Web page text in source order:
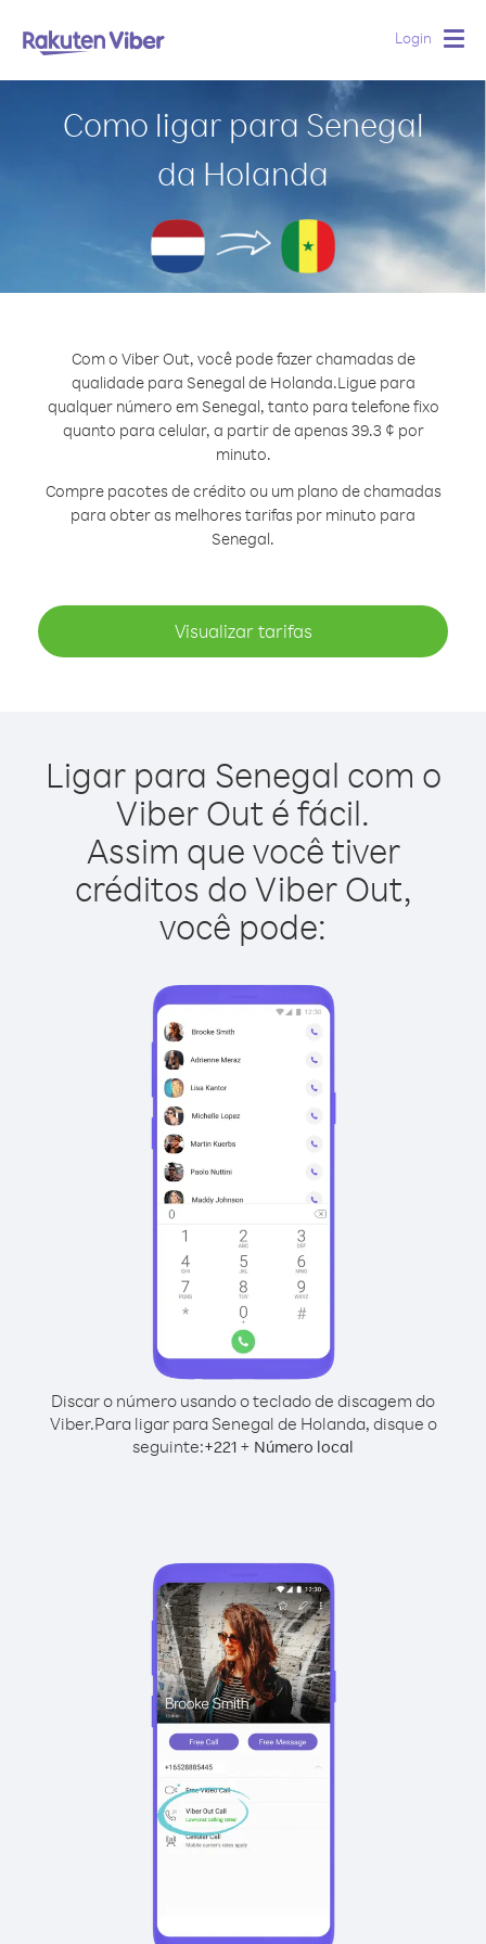
Login
Como ligar para Senegal
da Holanda
Com o Viber Out, você pode fazer chamadas de
qualidade para Senegal de Holanda.Ligue para
qualquer número em Senegal, tanto para telefone fixo
quanto para celular, a partir de apenas 39.3 ¢ por
minuto.
Compre pacotes de crédito ou um plano de chamadas
para obter as melhores tarifas por minuto para
Senegal.
Visualizar tarifas
Ligar para Senegal com o
Viber Out é fácil.
Assim que você tiver
créditos do Viber Out,
você pode:
Discar o número usando o teclado de discagem do
Viber.Para ligar para Senegal de Holanda, disque o
seguinte:+221 + Número local